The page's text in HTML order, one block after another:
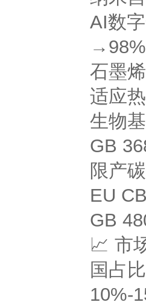
AI数
→98%
石墨
适应
生物
GB
限产
EU
GB
📈 市
国占
10%-